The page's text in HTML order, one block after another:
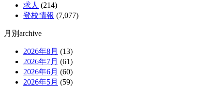
求人 (214)
登校情報 (7,077)
月別archive
2026年8月 (13)
2026年7月 (61)
2026年6月 (60)
2026年5月 (59)